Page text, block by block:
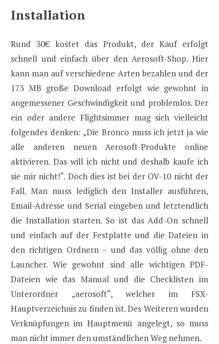
Installation
Rund 30€ kostet das Produkt, der Kauf erfolgt
schnell und einfach über den Aerosoft-Shop. Hier
kann man auf verschiedene Arten bezahlen und der
173 MB große Download erfolgt wie gewohnt in
angemessener Geschwindigkeit und problemlos. Der
ein oder andere Flightsimmer mag sich vielleicht
folgendes denken: „Die Bronco muss ich jetzt ja wie
alle anderen neuen Aerosoft-Produkte online
aktivieren. Das will ich nicht und deshalb kaufe ich
sie mir nicht!“. Doch dies ist bei der OV-10 nicht der
Fall. Man muss lediglich den Installer ausführen,
Email-Adresse und Serial eingeben und letztendlich
die Installation starten. So ist das Add-On schnell
und einfach auf der Festplatte und die Dateien in
den richtigen Ordnern – und das völlig ohne den
Launcher. Wie gewohnt sind alle wichtigen PDF-
Dateien wie das Manual und die Checklisten im
Unterordner „aerosoft“, welcher im FSX-
Hauptverzeichnis zu finden ist. Des Weiteren wurden
Verknüpfungen im Hauptmenü angelegt, so muss
man nicht immer den umständlichen Weg nehmen.